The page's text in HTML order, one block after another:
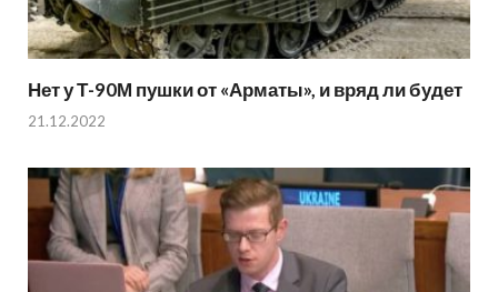
Нет у Т-90М пушки от «Арматы», и вряд ли будет
21.12.2022